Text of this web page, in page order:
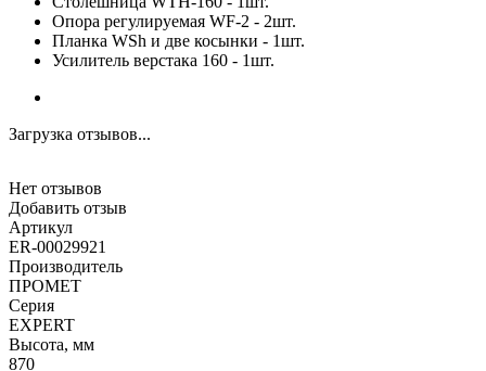
Опора регулируемая WF-2 - 2шт.
Планка WSh и две косынки - 1шт.
Усилитель верстака 160 - 1шт.
Загрузка отзывов...
Нет отзывов
Добавить отзыв
Артикул
ER-00029921
Производитель
ПРОМЕТ
Серия
EXPERT
Высота, мм
870